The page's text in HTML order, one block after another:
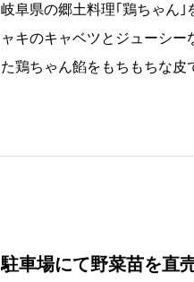
岐阜県の郷土料理｢鶏ちゃん｣
ャキのキャベツとジューシ
た鶏ちゃん餡をもちもちな皮
駐車場にて野菜苗を直